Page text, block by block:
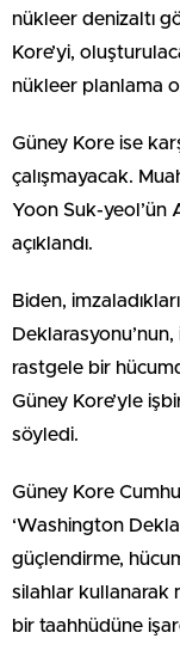
nükleer denizaltı
Kore’yi,
nükleer planlama
Güney Kore ise
çalışmayacak.
Yoon Suk-yeol’ün
açıklandı.
Biden,
rastgele bir
Güney Kore’yle
söyledi.
Güney Kore
‘Washington
güçlendirme,
silahlar kullanarak
bir taahhüdüne